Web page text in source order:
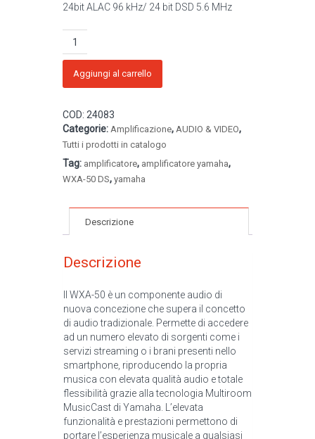
24bit ALAC 96 kHz/ 24 bit DSD 5.6 MHz
YAMAHA
Amplificatore
Wireless
WXA-
DS
quantità
Aggiungi al carrello
COD: 24083
Categorie: Amplificazione, AUDIO & VIDEO,
Tutti i prodotti in catalogo
Tag: amplificatore, amplificatore yamaha,
WXA-50 DS, yamaha
Descrizione
Descrizione
Il WXA-50 è un componente audio di
nuova concezione che supera il concetto
di audio tradizionale. Permette di accedere
ad un numero elevato di sorgenti come i
servizi streaming o i brani presenti nello
smartphone, riproducendo la propria
musica con elevata qualità audio e totale
flessibilità grazie alla tecnologia Multiroom
MusicCast di Yamaha. L’elevata
funzionalità e prestazioni permettono di
portare l’esperienza musicale a qualsiasi